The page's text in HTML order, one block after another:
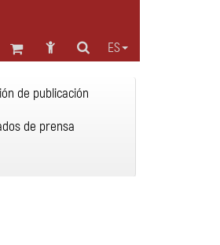
ES
de publicación
de prensa